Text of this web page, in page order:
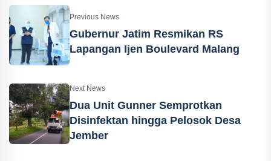
Previous News
Gubernur Jatim Resmikan RS
Lapangan Ijen Boulevard Malang
Next News
Dua Unit Gunner Semprotkan
Disinfektan hingga Pelosok Desa
Jember